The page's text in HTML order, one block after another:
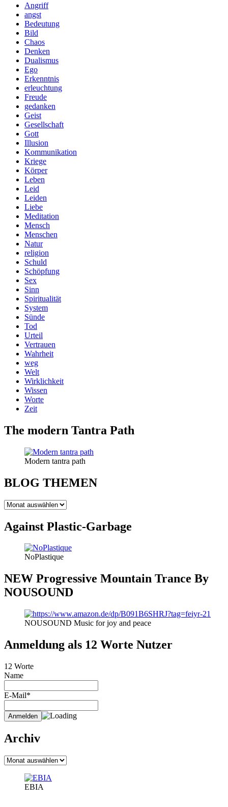
Angriff
angst
Bedeutung
Bild
Chaos
Denken
Dualismus
Ego
Erkenntnis
erleuchtung
Freude
gedanken
Geist
Gesellschaft
Gott
Illusion
Kommunikation
Kriege
Körper
Leben
Leid
Leiden
Liebe
Meditation
Mensch
Menschen
Natur
religion
Schuld
Schöpfung
Sex
Sinn
Spiritualität
System
Sünde
Tod
Urteil
Vertrauen
Wahrheit
weg
Welt
Wirklichkeit
Wissen
Worte
Zeit
The modern Tantra Path
Modern tantra path
BLOG THEMEN
BLOG
Against Plastic-Garbage
NoPlastique
NEW Progressive Mountain Trance By
NOUSOUND
NOUSOUND Music for joy and peace
Anmeldung als 12 Worte Nutzer
12 Worte
Name
E-Mail*
Archiv
Archiv
EBIA